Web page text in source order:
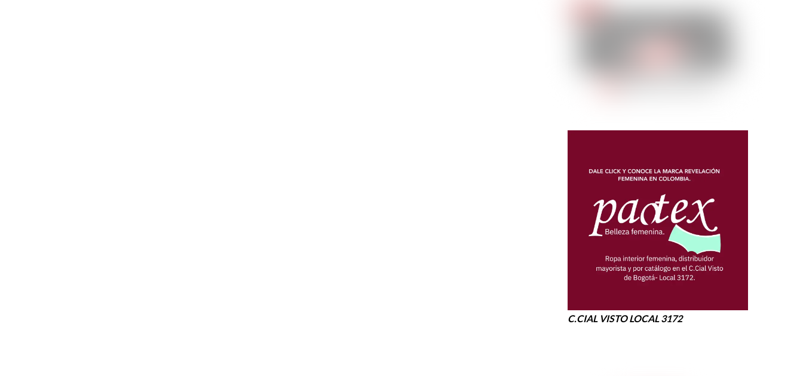
C.CIAL VISTO LOCAL 3172